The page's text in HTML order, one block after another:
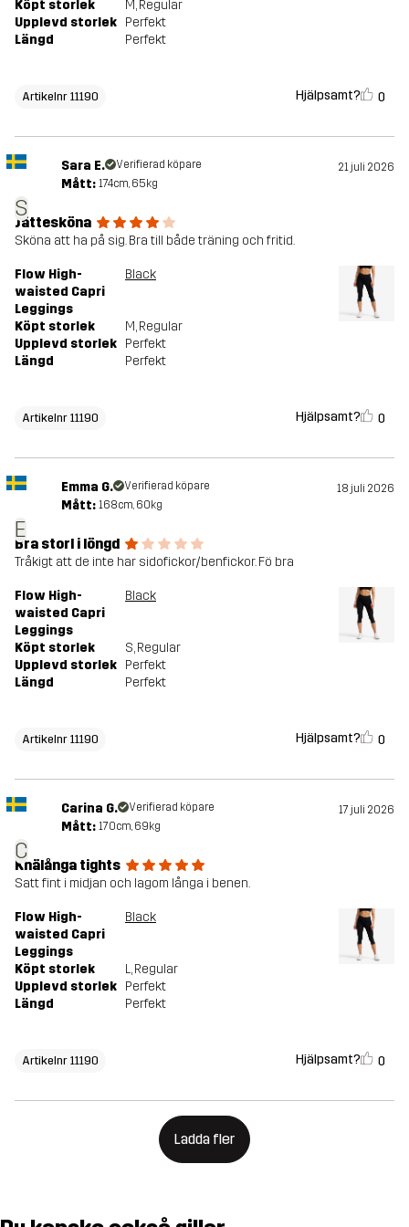
Köpt storlek M, Regular
Upplevd storlek Perfekt
Längd
Perfekt
Artikelnr 11190 Hjälpsamt? 0
S
Sara E. Verifierad köpare 21 juli 2026
Mått: 174cm, 65kg
Jättesköna
Sköna att ha på sig. Bra till både träning och fritid.
Flow High-
waisted Capri
Leggings
Black
Köpt storlek M, Regular
Upplevd storlek Perfekt
Längd
Perfekt
Artikelnr 11190 Hjälpsamt? 0
E
Emma G. Verifierad köpare 18 juli 2026
Mått: 168cm, 60kg
Bra storl i löngd
Tråkigt att de inte har sidofickor/benfickor. Fö bra
Flow High-
waisted Capri
Leggings
Black
Köpt storlek S, Regular
Upplevd storlek Perfekt
Längd
Perfekt
Artikelnr 11190 Hjälpsamt? 0
C
Carina G. Verifierad köpare 17 juli 2026
Mått: 170cm, 69kg
Knälånga tights
Satt fint i midjan och lagom långa i benen.
Flow High-
waisted Capri
Leggings
Black
Köpt storlek L, Regular
Upplevd storlek Perfekt
Längd
Perfekt
Artikelnr 11190 Hjälpsamt? 0
Ladda fler